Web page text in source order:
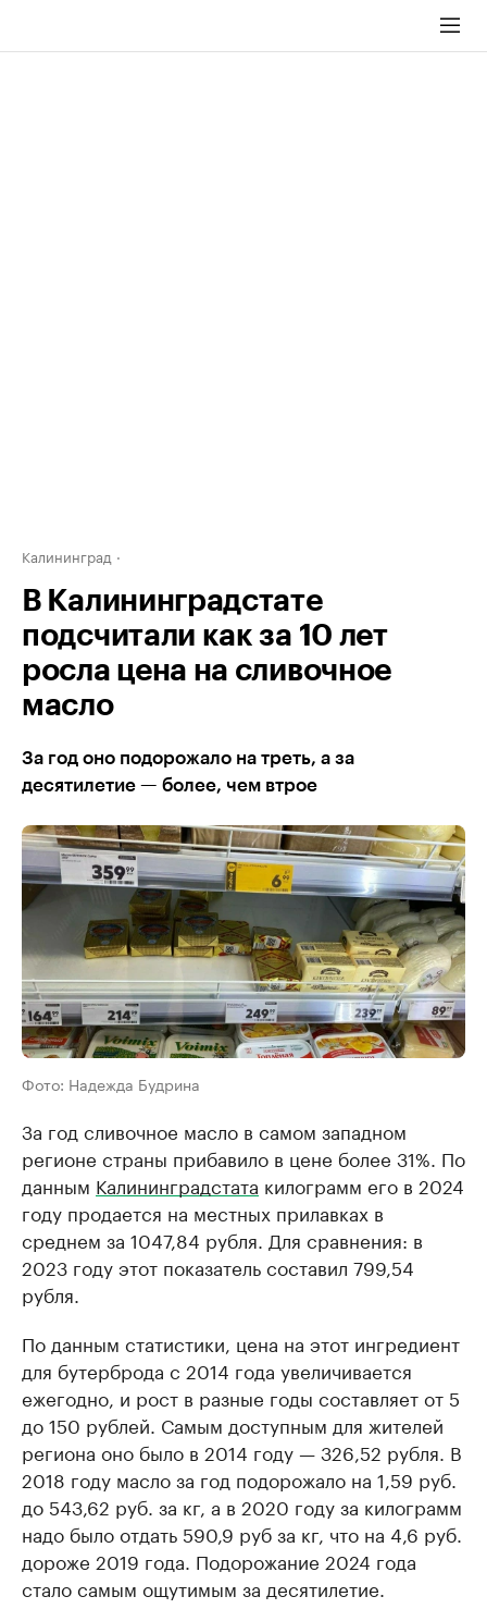
Калининград
В Калининградстате
подсчитали как за 10 лет
росла цена на сливочное
масло
За год оно подорожало на треть, а за
десятилетие — более, чем втрое
Фото: Надежда Будрина
За год сливочное масло в самом западном
регионе страны прибавило в цене более 31%. По
данным Калининградстата килограмм его в 2024
году продается на местных прилавках в
среднем за 1047,84 рубля. Для сравнения: в
2023 году этот показатель составил 799,54
рубля.
По данным статистики, цена на этот ингредиент
для бутерброда с 2014 года увеличивается
ежегодно, и рост в разные годы составляет от 5
до 150 рублей. Самым доступным для жителей
региона оно было в 2014 году — 326,52 рубля. В
2018 году масло за год подорожало на 1,59 руб.
до 543,62 руб. за кг, а в 2020 году за килограмм
надо было отдать 590,9 руб за кг, что на 4,6 руб.
дороже 2019 года. Подорожание 2024 года
стало самым ощутимым за десятилетие.